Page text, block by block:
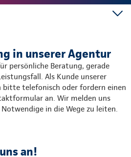
in unserer Agentur
persönliche Beratung, gerade
Als Kunde unserer
bitte telefonisch oder fordern einen
an. Wir melden uns
in die Wege zu leiten.
an!